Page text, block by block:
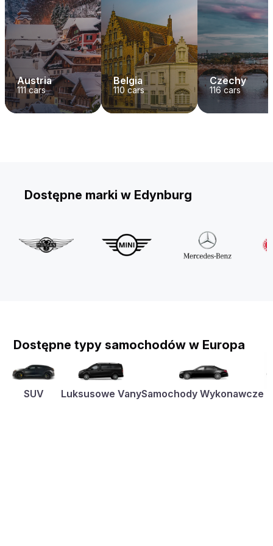
Austria
111cars
Belgia
110 cars
Czechy
116cars
Dostępne marki w Edynburg
Dostępne typy samochodów w Europa
SUV Luksusowe VanySamochody Wykonawcze